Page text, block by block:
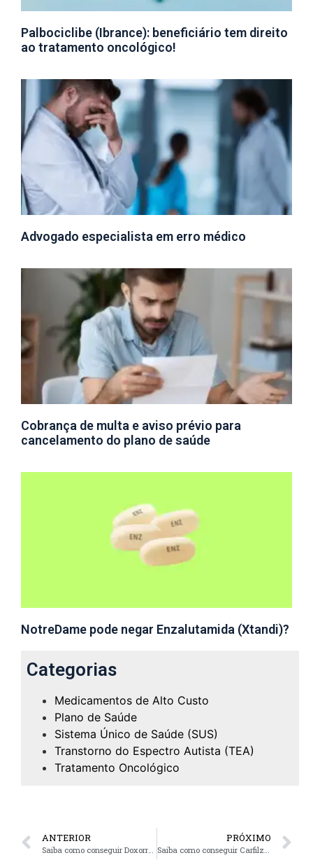
Palbociclibe (Ibrance): beneficiário tem direito
ao tratamento oncológico!
Advogado especialista em erro médico
Cobrança de multa e aviso prévio para
cancelamento do plano de saúde
NotreDame pode negar Enzalutamida (Xtandi)?
Categorias
Medicamentos de Alto Custo
Plano de Saúde
Sistema Único de Saúde (SUS)
Transtorno do Espectro Autista (TEA)
Tratamento Oncológico
ANTERIOR
Saiba como conseguir Doxorrubicina (Doxopeg) pelo plano de saúde
PRÓXIMO
Saiba como conseguir Carfilzomibe (Kyprolis) pelo plano de saúde